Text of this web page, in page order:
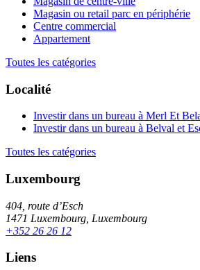
Magasin ou retail parc en périphérie
Centre commercial
Appartement
Toutes les catégories
Localité
Investir dans un bureau à Merl Et
Investir dans un bureau à Belval et
Toutes les catégories
Luxembourg
404, route d’Esch
1471 Luxembourg, Luxembourg
+352 26 26 12
Liens